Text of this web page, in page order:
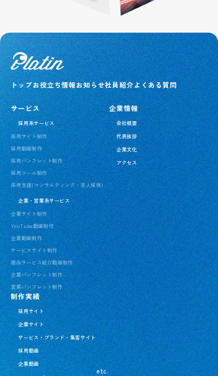
トップお役立ち情報お知らせ社員紹介よくある質問
サービス
採用系サービス
採用サイト制作
採用動画制作
採用パンフレット制作
採用ツール制作
採用支援(コンサルティング・求人媒体)
企業・営業系サービス
企業サイト制作
YouTube動画制作
企業動画制作
サービスサイト制作
商品サービス紹介動画制作
企業パンフレット制作
営業パンフレット制作
企業情報
会社概要
代表挨拶
企業文化
アクセス
制作実績
採用サイト
企業サイト
サービス・ブランド・集客サイト
採用動画
企業動画
etc.